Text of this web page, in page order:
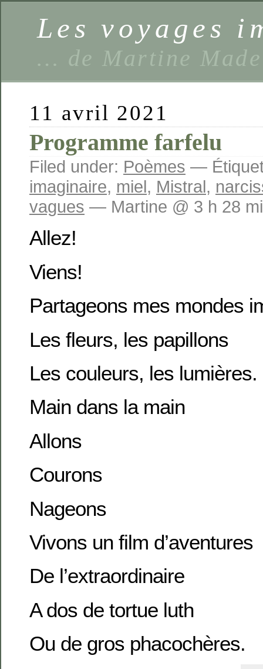
Les voyages
… de Martine
11 avril 2021
Programme farfelu
Filed under: Poèmes —
imaginaire, miel, Mistral,
vagues — Martine @ 3 h 28
Allez!
Viens!
Partageons mes mondes
Les fleurs, les papillons
Les couleurs, les lumières.
Main dans la main
Allons
Courons
Nageons
Vivons un film d’aventures
De l’extraordinaire
A dos de tortue luth
Ou de gros phacochères.